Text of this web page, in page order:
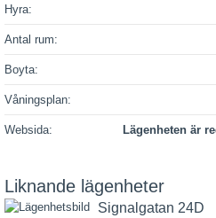
Hyra:
Antal rum:
Boyta:
Våningsplan:
Websida:
Lägenheten är
Liknande lägenheter
Signalgatan 24D